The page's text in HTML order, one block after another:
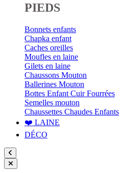
PIEDS
Bonnets enfants
Chapka enfant
Caches oreilles
Moufles en laine
Gilets en laine
Chaussons Mouton
Ballerines Mouton
Bottes Enfant Cuir Fourrées
Semelles mouton
Chaussettes Chaudes Enfants
❤️ LAINE
DÉCO